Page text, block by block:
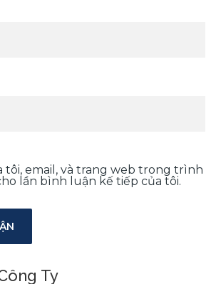
tôi, email, và trang web trong trình
lần bình luận kế tiếp của tôi.
Ty